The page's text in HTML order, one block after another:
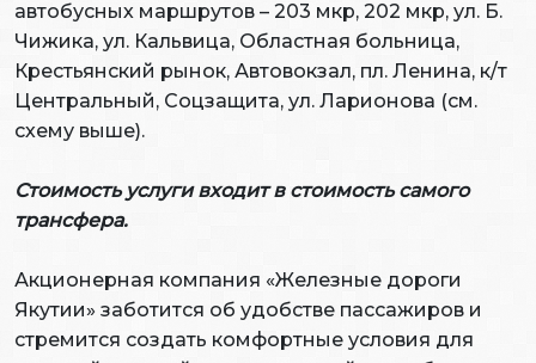
автобусных маршрутов – 203 мкр, 202 мкр, ул. Б.
Чижика, ул. Кальвица, Областная больница,
Крестьянский рынок, Автовокзал, пл. Ленина, к/т
Центральный, Соцзащита, ул. Ларионова (см.
схему выше).
Стоимость услуги входит в стоимость самого
трансфера.
Акционерная компания «Железные дороги
Якутии» заботится об удобстве пассажиров и
стремится создать комфортные условия для